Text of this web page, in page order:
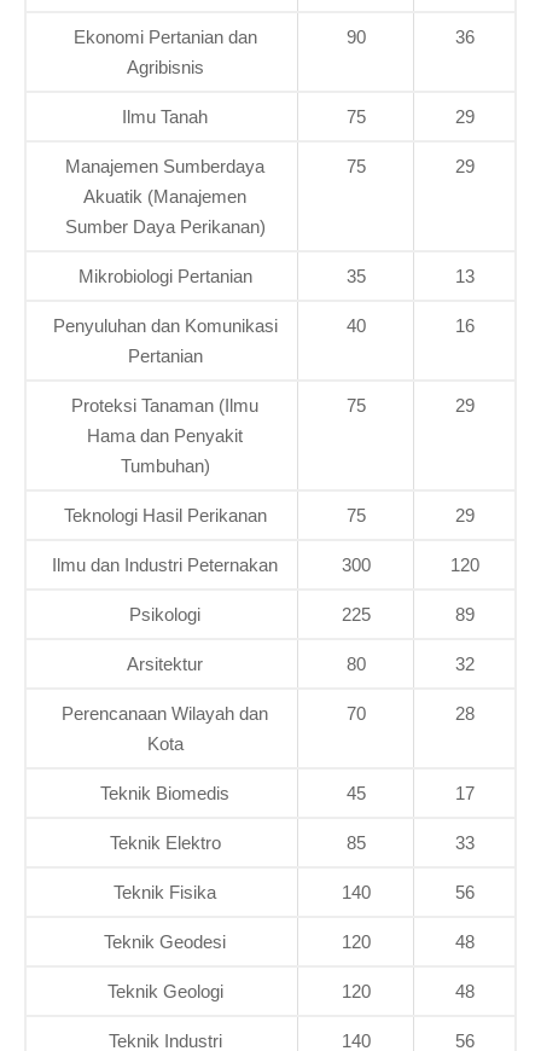
Ekonomi Pertanian dan
Agribisnis
90 36
Ilmu Tanah 75 29
Manajemen Sumberdaya
Akuatik (Manajemen
Sumber Daya Perikanan)
75 29
Mikrobiologi Pertanian 35 13
Penyuluhan dan Komunikasi
Pertanian
40 16
Proteksi Tanaman (Ilmu
Hama dan Penyakit
Tumbuhan)
75 29
Teknologi Hasil Perikanan 75 29
Ilmu dan Industri Peternakan 300 120
Psikologi 225 89
Arsitektur 80 32
Perencanaan Wilayah dan
Kota
70 28
Teknik Biomedis 45 17
Teknik Elektro 85 33
Teknik Fisika 140 56
Teknik Geodesi 120 48
Teknik Geologi 120 48
Teknik Industri 140 56